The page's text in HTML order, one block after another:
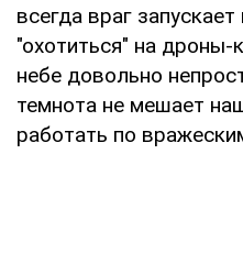
всегда враг
"охотиться" на
небе довольно
темнота не мешает
работать по